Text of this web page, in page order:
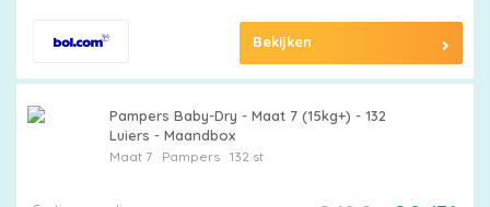
Kies
je
maat
Bekijken
Pampers Baby-Dry - Maat 7 (15kg+) - 132
Luiers - Maandbox
Maat 7 Pampers132 st